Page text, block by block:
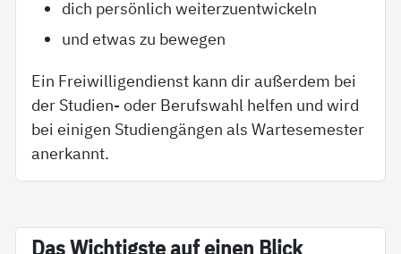
dich persönlich weiterzuentwickeln
und etwas zu bewegen
Ein Freiwilligendienst kann dir außerdem bei
der Studien- oder Berufswahl helfen und wird
bei einigen Studiengängen als Wartesemester
anerkannt.
Das Wich­tigs­te auf ei­nen Blick